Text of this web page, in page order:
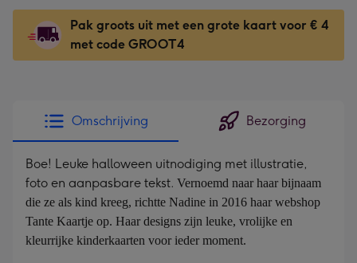
160
x
120
mm
Dimensions:
231
x
€6,49
-
Voor
-
Dimensions:
333
x
241
mm
Pak groots uit met een grote kaart voor € 4
met code GROOT4
Omschrijving Bezorging
Boe! Leuke halloween uitnodiging met illustratie,
foto en aanpasbare tekst. Vernoemd naar haar bijnaam
die ze als kind kreeg, richtte Nadine in 2016 haar webshop
Tante Kaartje op. Haar designs zijn leuke, vrolijke en
kleurrijke kinderkaarten voor ieder moment.